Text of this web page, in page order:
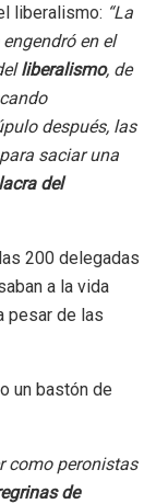
liberalismo: “La
en el
liberalismo, de
después, las
saciar una
del
200 delegadas
a la vida
pesar de las
un bastón de
como peronistas
de